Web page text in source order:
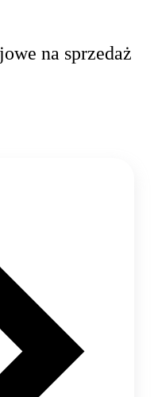
na sprzedaż